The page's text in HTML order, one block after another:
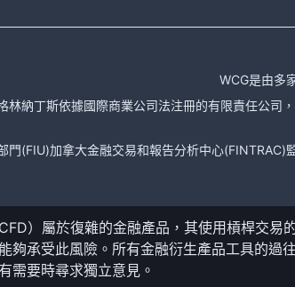
WCG是由多
林納丁斯依據國際商業公司法注冊的有限責任公
門(FIU)加拿大金融交易和報告分析中心
）屬於復雜的金融產品，其使用槓桿交
夠承受此風險。所有金融衍生產品工具的
需要時尋求獨立意見。